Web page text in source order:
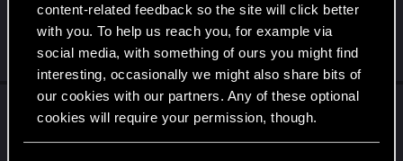
content-related feedback so the site will click better
with you. To help us reach you, for example via
social media, with something of ours you might find
interesting, occasionally we might also share bits of
our cookies with our partners. Any of these optional
cookies will require your permission, though.
Эмоции в Гвинте. Ваши варианты.
22 5K
Sep 1, 2020
Динамические карты
Aug 29, 2020